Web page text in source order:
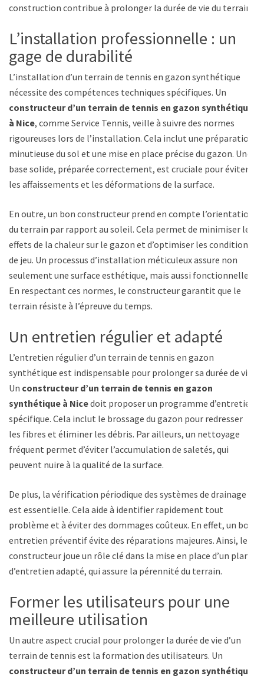
construction contribue à prolonger la durée de vie du terrain.
L’installation professionnelle : un
gage de durabilité
L’installation d’un terrain de tennis en gazon synthétique
nécessite des compétences techniques spécifiques. Un
constructeur d’un terrain de tennis en gazon synthétique
à Nice, comme Service Tennis, veille à suivre des normes
rigoureuses lors de l’installation. Cela inclut une préparation
minutieuse du sol et une mise en place précise du gazon. Une
base solide, préparée correctement, est cruciale pour éviter
les affaissements et les déformations de la surface.
En outre, un bon constructeur prend en compte l’orientation
du terrain par rapport au soleil. Cela permet de minimiser les
effets de la chaleur sur le gazon et d’optimiser les conditions
de jeu. Un processus d’installation méticuleux assure non
seulement une surface esthétique, mais aussi fonctionnelle.
En respectant ces normes, le constructeur garantit que le
terrain résiste à l’épreuve du temps.
Un entretien régulier et adapté
L’entretien régulier d’un terrain de tennis en gazon
synthétique est indispensable pour prolonger sa durée de vie.
Un constructeur d’un terrain de tennis en gazon
synthétique à Nicedoit proposer un programme d’entretien
spécifique. Cela inclut le brossage du gazon pour redresser
les fibres et éliminer les débris. Par ailleurs, un nettoyage
fréquent permet d’éviter l’accumulation de saletés, qui
peuvent nuire à la qualité de la surface.
De plus, la vérification périodique des systèmes de drainage
est essentielle. Cela aide à identifier rapidement tout
problème et à éviter des dommages coûteux. En effet, un bon
entretien préventif évite des réparations majeures. Ainsi, le
constructeur joue un rôle clé dans la mise en place d’un plan
d’entretien adapté, qui assure la pérennité du terrain.
Former les utilisateurs pour une
meilleure utilisation
Un autre aspect crucial pour prolonger la durée de vie d’un
terrain de tennis est la formation des utilisateurs. Un
constructeur d’un terrain de tennis en gazon synthétique